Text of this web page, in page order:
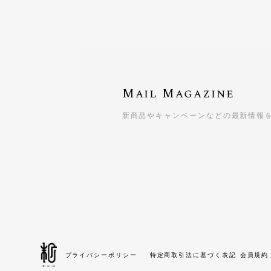
Mail Magazine
新商品やキャンペーンなどの最新情報
プライバシーポリシー 特定商取引法に基づく表記 会員規約